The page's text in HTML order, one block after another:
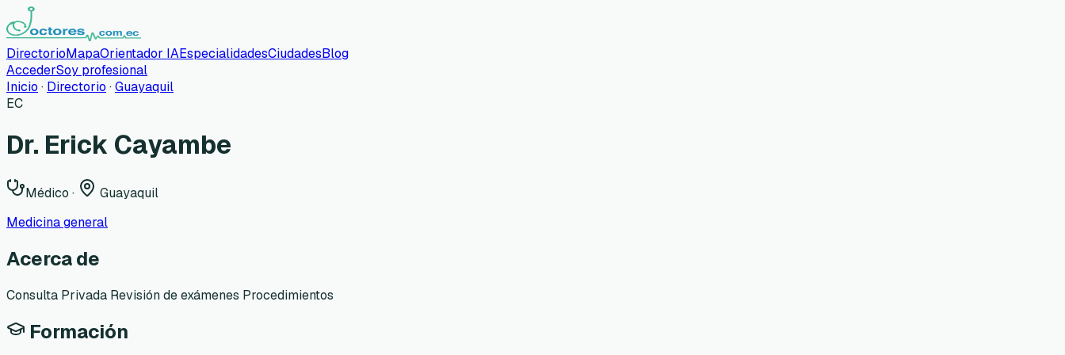
DirectorioMapaOrientador IAEspecialidadesCiudadesBlog
AccederSoy profesional
Inicio · Directorio ·Guayaquil
EC
Dr. Erick Cayambe
Médico ·
Guayaquil
Medicina general
Acerca de
Consulta Privada Revisión de exámenes Procedimientos
Formación